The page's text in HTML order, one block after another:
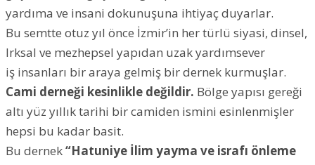
yardıma ve insani dokunuşuna ihtiyaç duyarlar.
Bu semtte otuz yıl önce İzmir’in her türlü siyasi, dinsel,
Irksal ve mezhepsel yapıdan uzak yardımsever
iş insanları bir araya gelmiş bir dernek kurmuşlar.
Cami derneği kesinlikle değildir. Bölge yapısı gereği
altı yüz yıllık tarihi bir camiden ismini esinlenmişler
hepsi bu kadar basit.
Bu dernek“Hatuniye İlim yayma ve israfı önleme